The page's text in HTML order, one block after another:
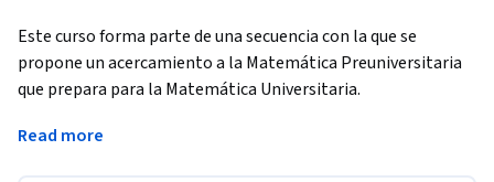
Este curso forma parte de una secuencia con la que se
propone un acercamiento a la Matemática Preuniversitaria
que prepara para la Matemática Universitaria.
En él se asocia un significado real con el contenido
Read more